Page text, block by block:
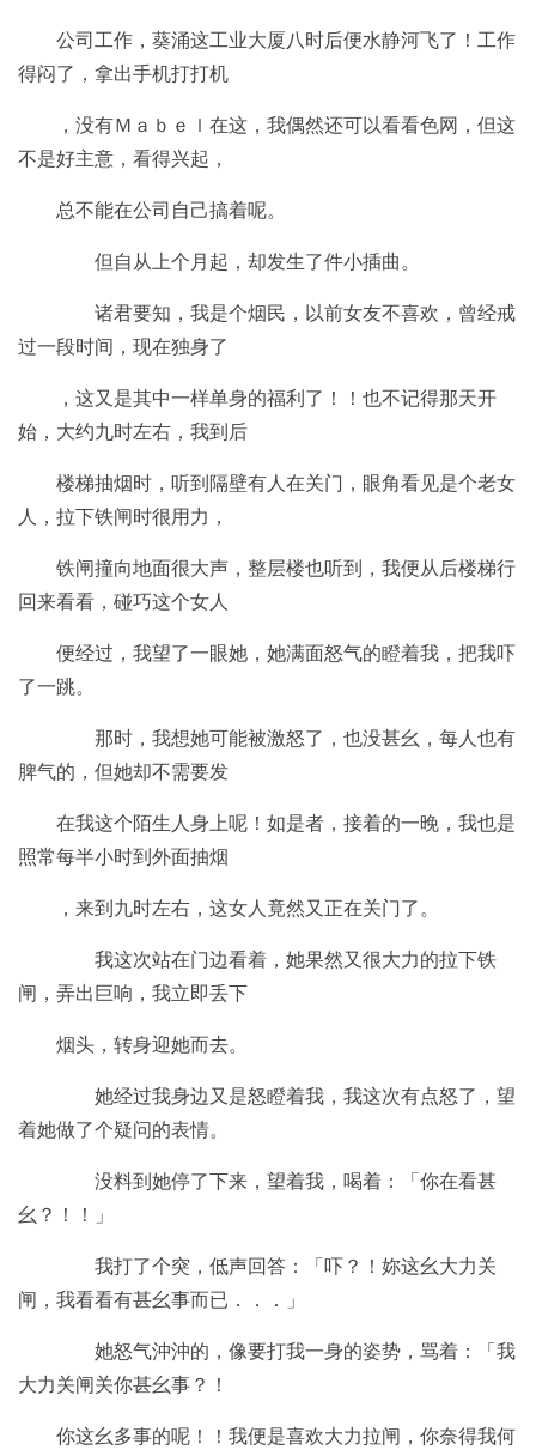
公司工作，葵涌这工业大厦八时后便水静河飞了！工作
得闷了，拿出手机打打机
，没有Ｍａｂｅｌ在这，我偶然还可以看看色网，但这
不是好主意，看得兴起，
总不能在公司自己搞着呢。
但自从上个月起，却发生了件小插曲。
诸君要知，我是个烟民，以前女友不喜欢，曾经戒
过一段时间，现在独身了
，这又是其中一样单身的福利了！！也不记得那天开
始，大约九时左右，我到后
楼梯抽烟时，听到隔壁有人在关门，眼角看见是个老女
人，拉下铁闸时很用力，
铁闸撞向地面很大声，整层楼也听到，我便从后楼梯行
回来看看，碰巧这个女人
便经过，我望了一眼她，她满面怒气的瞪着我，把我吓
了一跳。
那时，我想她可能被激怒了，也没甚幺，每人也有
脾气的，但她却不需要发
在我这个陌生人身上呢！如是者，接着的一晚，我也是
照常每半小时到外面抽烟
，来到九时左右，这女人竟然又正在关门了。
我这次站在门边看着，她果然又很大力的拉下铁
闸，弄出巨响，我立即丢下
烟头，转身迎她而去。
她经过我身边又是怒瞪着我，我这次有点怒了，望
着她做了个疑问的表情。
没料到她停了下来，望着我，喝着：「你在看甚
幺？！！」
我打了个突，低声回答：「吓？！妳这幺大力关
闸，我看看有甚幺事而已．．．」
她怒气沖沖的，像要打我一身的姿势，骂着：「我
大力关闸关你甚幺事？！
你这幺多事的呢！！我便是喜欢大力拉闸，你奈得我何